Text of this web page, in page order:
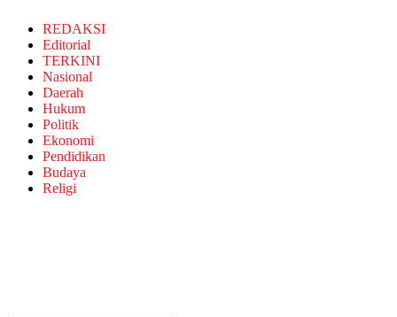
REDAKSI
Editorial
TERKINI
Nasional
Daerah
Hukum
Politik
Ekonomi
Pendidikan
Budaya
Religi